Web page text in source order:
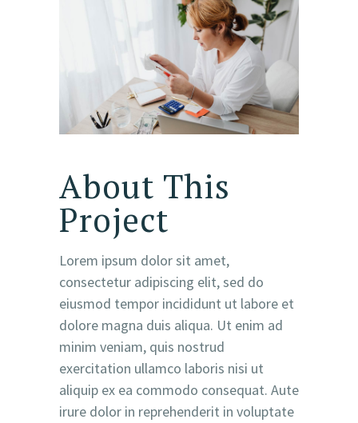
About This
Project
Lorem ipsum dolor sit amet,
consectetur adipiscing elit, sed do
eiusmod tempor incididunt ut labore et
dolore magna duis aliqua. Ut enim ad
minim veniam, quis nostrud
exercitation ullamco laboris nisi ut
aliquip ex ea commodo consequat. Aute
irure dolor in reprehenderit in voluptate